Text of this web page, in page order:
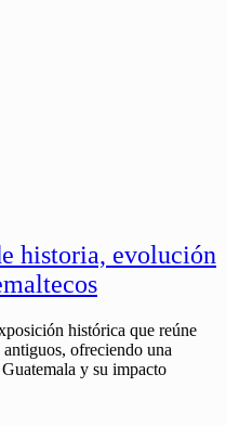
historia, evolución
histórica que reúne
ofreciendo una
y su impacto